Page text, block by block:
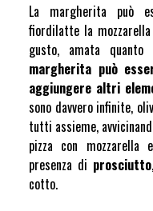
La margherita può
fiordilatte la
gusto, amata quanto
margherita può
aggiungere altri
sono davvero infinite,
tutti assieme,
pizza con mozzarella
presenza di prosciutto
cotto.